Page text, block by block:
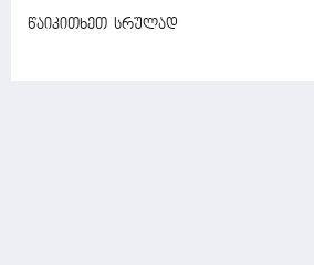
წაიკითხეთ სრულად